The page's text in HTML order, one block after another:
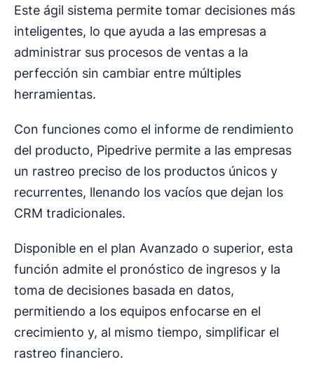
Este ágil sistema permite tomar decisiones más
inteligentes, lo que ayuda a las empresas a
administrar sus procesos de ventas a la
perfección sin cambiar entre múltiples
herramientas.
Con funciones como el informe de rendimiento
del producto, Pipedrive permite a las empresas
un rastreo preciso de los productos únicos y
recurrentes, llenando los vacíos que dejan los
CRM tradicionales.
Disponible en el plan Avanzado o superior, esta
función admite el pronóstico de ingresos y la
toma de decisiones basada en datos,
permitiendo a los equipos enfocarse en el
crecimiento y, al mismo tiempo, simplificar el
rastreo financiero.